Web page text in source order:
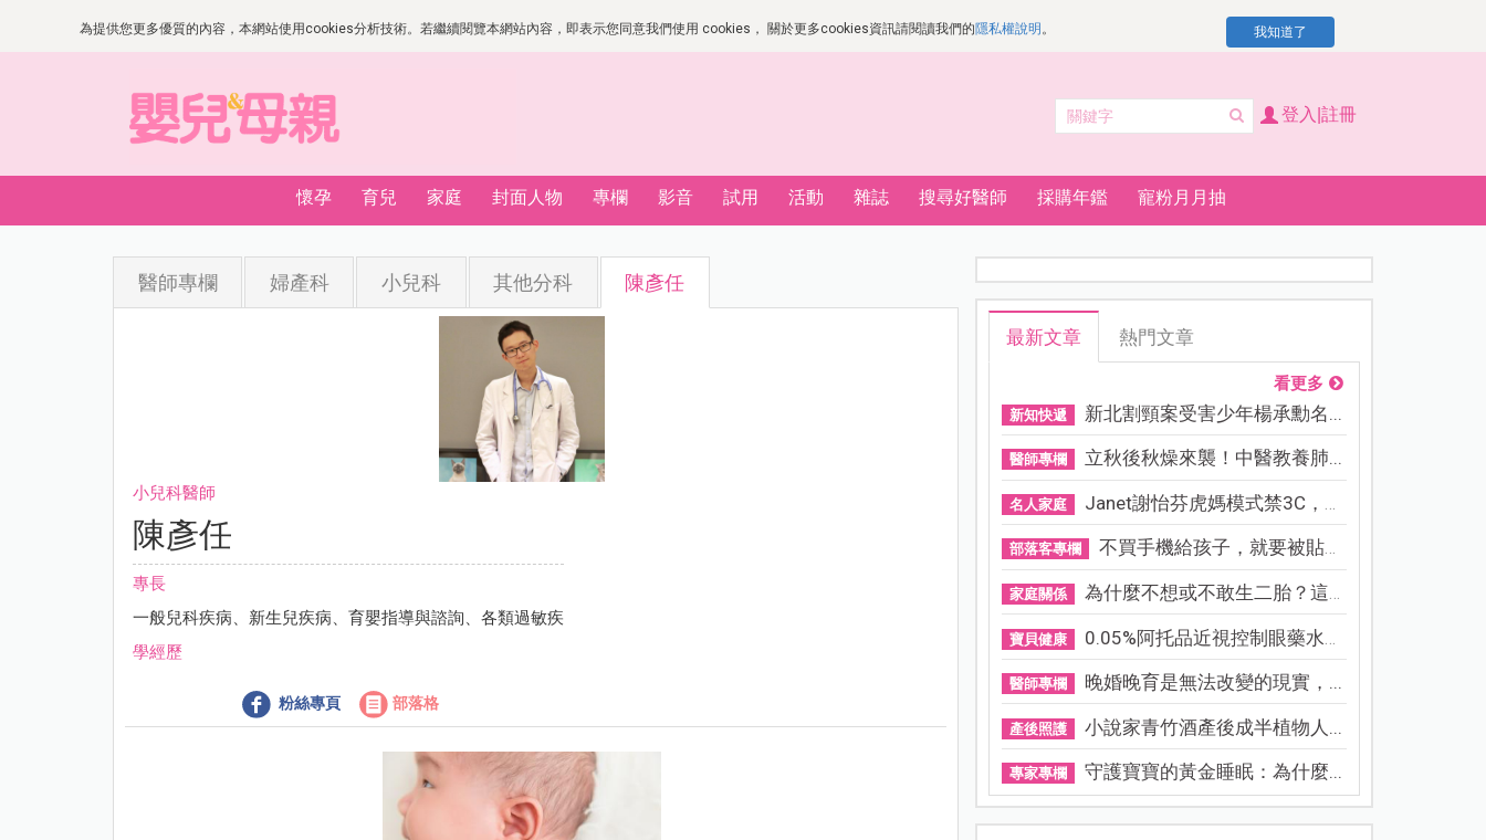
為提供您更多優質的內容，本網站使用cookies分析技術。若繼續閱覽本網站內容，即表示您同意我們使用 cookies， 關於更多cookies資訊請閱讀我們的隱私權說明 。 我知道了
登入|註冊
懷孕 育兒 家庭 封面人物 專欄 影音 試用 活動 雜誌 搜尋好醫師 採購年鑑 寵粉月月抽
醫師專欄 婦產科 小兒科 其他分科 陳彥任
小兒科醫師
陳彥任
專長
一般兒科疾病、新生兒疾病、育嬰指導與諮詢、各類過敏疾
學經歷
粉絲專頁 部落格
最新文章 熱門文章
看更多
新知快遞 新北割頸案受害少年楊承勳名...
醫師專欄 立秋後秋燥來襲！中醫教養肺...
名人家庭 Janet謝怡芬虎媽模式禁3C，看...
部落客專欄 不買手機給孩子，就要被貼「...
家庭關係 為什麼不想或不敢生二胎？這8...
寶貝健康 0.05%阿托品近視控制眼藥水納...
醫師專欄 晚婚晚育是無法改變的現實，...
產後照護 小說家青竹酒產後成半植物人...
專家專欄 守護寶寶的黃金睡眠：為什麼...